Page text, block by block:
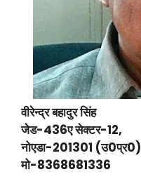
वीरेन्द्र बहादुर सिंह
जेड-436ए सेक्टर-12,
नोएडा-201301 (उ0प्र0)
मो-8368681336